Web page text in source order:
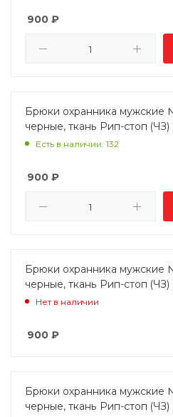
900 ₽
Брюки охранника мужские
черные, ткань Рип-стоп (ЧЗ)
Есть в наличии: 132
900 ₽
Брюки охранника мужские
черные, ткань Рип-стоп (ЧЗ)
Нет в наличии
900 ₽
Брюки охранника мужские
черные, ткань Рип-стоп (ЧЗ)